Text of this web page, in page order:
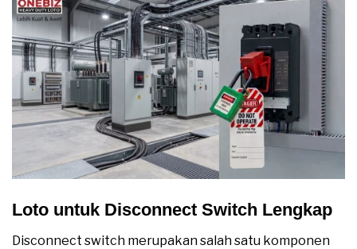
Loto untuk Disconnect Switch Lengkap
Disconnect switch merupakan salah satu komponen